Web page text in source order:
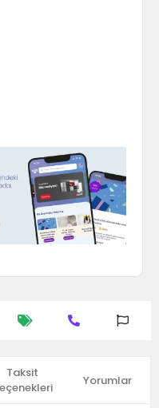
Taksit
Yorumlar